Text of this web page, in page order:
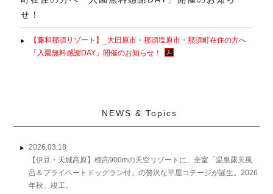
せ！
【藤和那須リゾート】_大田原市・那須塩原市・那須町在住の方へ
「入園無料感謝DAY」開催のお知らせ！
NEWS & Topics
2026.03.18
【伊豆・天城高原】標高900mの天空リゾートに、全室「温泉露天風
呂＆プライベートドッグラン付」の贅沢な平屋コテージが誕生。2026
年秋、竣工。